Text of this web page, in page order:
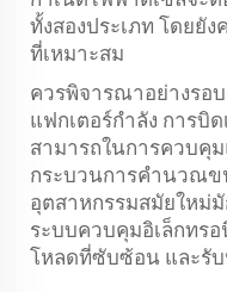
ทั้งสองประเภท โดยยั
ที่เหมาะสม
ควรพิจารณาอย่างรอ
แฟกเตอร์กำลัง การบิ
สามารถในการควบคุ
กระบวนการคำนวณข
อุตสาหกรรมสมัยใหม่
ระบบควบคุมอิเล็กทร
โหลดที่ซับซ้อน และรับ